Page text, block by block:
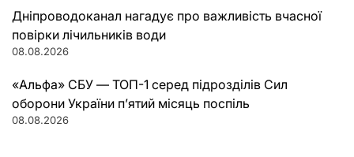
Дніпроводоканал нагадує про важливість вчасної
повірки лічильників води
08.08.2026
«Альфа» СБУ — ТОП-1 серед підрозділів Сил
оборони України п’ятий місяць поспіль
08.08.2026